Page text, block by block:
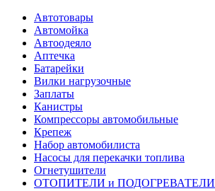
Автотовары
Автомойка
Автоодеяло
Аптечка
Батарейки
Вилки нагрузочные
Заплаты
Канистры
Компрессоры автомобильные
Крепеж
Набор автомобилиста
Насосы для перекачки топлива
Огнетушители
ОТОПИТЕЛИ и ПОДОГРЕВАТЕЛИ